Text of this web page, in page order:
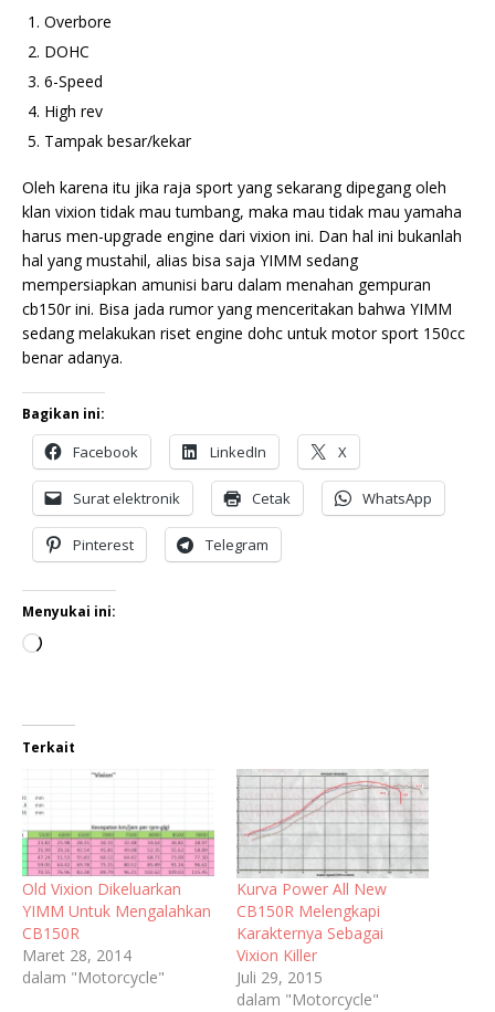
Overbore
DOHC
6-Speed
High rev
Tampak besar/kekar
Oleh karena itu jika raja sport yang sekarang dipegang oleh
klan vixion tidak mau tumbang, maka mau tidak mau yamaha
harus men-upgrade engine dari vixion ini. Dan hal ini bukanlah
hal yang mustahil, alias bisa saja YIMM sedang
mempersiapkan amunisi baru dalam menahan gempuran
cb150r ini. Bisa jada rumor yang menceritakan bahwa YIMM
sedang melakukan riset engine dohc untuk motor sport 150cc
benar adanya.
Bagikan ini:
Facebook LinkedIn X
Surat elektronik Cetak WhatsApp
Pinterest Telegram
Menyukai ini:
Terkait
Old Vixion Dikeluarkan
YIMM Untuk Mengalahkan
CB150R
Maret 28, 2014
dalam "Motorcycle"
Kurva Power All New
CB150R Melengkapi
Karakternya Sebagai
Vixion Killer
Juli 29, 2015
dalam "Motorcycle"